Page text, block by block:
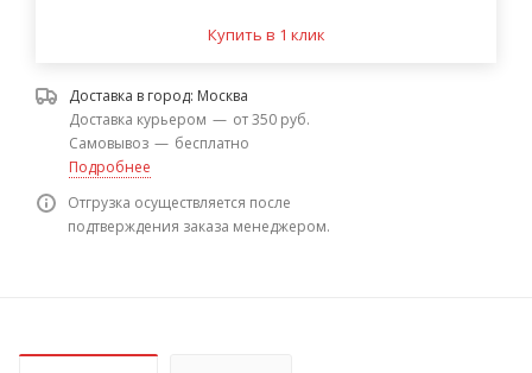
Купить в 1 клик
Доставка в город: Москва
Доставка курьером — от 350 руб.
Самовывоз — бесплатно
Подробнее
Отгрузка осуществляется после
подтверждения заказа менеджером.